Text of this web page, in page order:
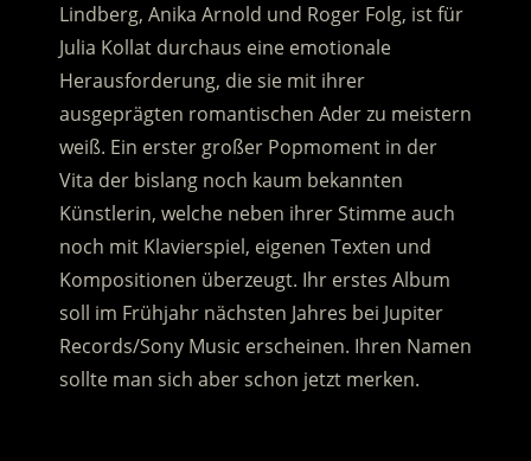
Lindberg, Anika Arnold und Roger Folg, ist für
Julia Kollat durchaus eine emotionale
Herausforderung, die sie mit ihrer
ausgeprägten romantischen Ader zu meistern
weiß. Ein erster großer Popmoment in der
Vita der bislang noch kaum bekannten
Künstlerin, welche neben ihrer Stimme auch
noch mit Klavierspiel, eigenen Texten und
Kompositionen überzeugt. Ihr erstes Album
soll im Frühjahr nächsten Jahres bei Jupiter
Records/Sony Music erscheinen. Ihren Namen
sollte man sich aber schon jetzt merken.